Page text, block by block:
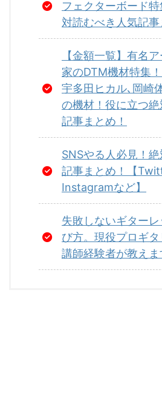
フェクターボード
対読むべき人気記事
【金額一覧】有名
家のDTM機材特集
宇多田ヒカル､岡崎
の機材！役に立つ
記事まとめ！
SNSやる人必見！
記事まとめ！【
Instagramなど】
失敗しないギター
び方。現役プロギ
講師経験者が教えま